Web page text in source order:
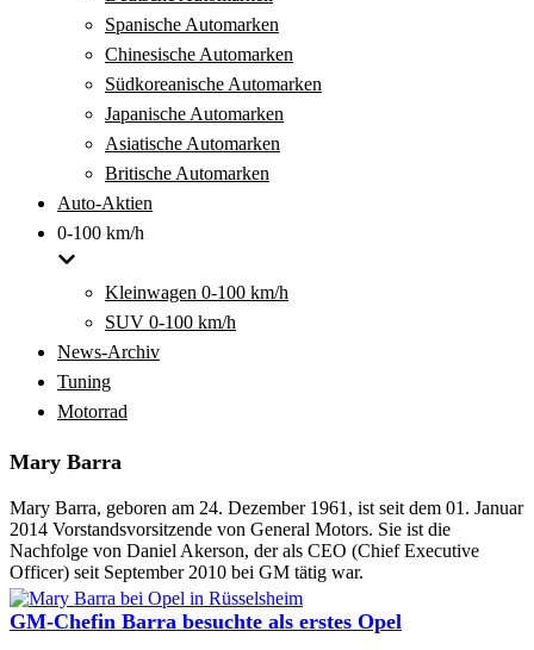
Spanische Automarken
Chinesische Automarken
Südkoreanische Automarken
Japanische Automarken
Asiatische Automarken
Britische Automarken
Auto-Aktien
0-100 km/h
Kleinwagen 0-100 km/h
SUV 0-100 km/h
News-Archiv
Tuning
Motorrad
Mary Barra
Mary Barra, geboren am 24. Dezember 1961, ist seit dem 01. Januar
2014 Vorstandsvorsitzende von General Motors. Sie ist die
Nachfolge von Daniel Akerson, der als CEO (Chief Executive
Officer) seit September 2010 bei GM tätig war.
GM-Chefin Barra besuchte als erstes Opel